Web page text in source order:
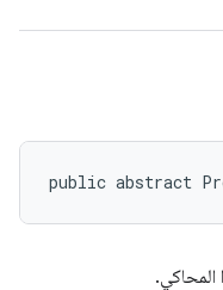
public abstract
المحاكي.